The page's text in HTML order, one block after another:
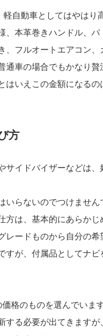
軽自動車としてはやはり
、本革巻きハンドル、パ
、フルオートエアコン
通車の場合でもかなり贅
はいえこの金額になるの
方
サイドバイザーなどは
いらないのでつけません
方は、基本的にあらかじ
レードものから自分の希
すが、付属品としてナビ
格のものを選んでいます
する必要が出てきますが